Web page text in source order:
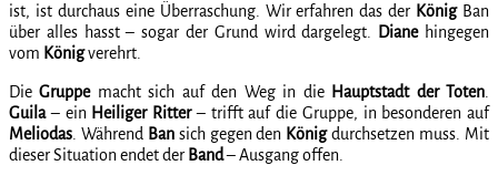
ist, ist durchaus eine Überraschung. Wir erfahren das der KönigBan
über alles hasst – sogar der Grund wird dargelegt.
Dianehingegen
vom Königverehrt.
DieGruppemacht sich auf den Weg in die Hauptstadt der Toten
Guila– ein Heiliger Ritter– trifft auf die Gruppe, in besonderen auf
Meliodas . Während Bansich gegen den Königdurchsetzen muss. Mit
dieser Situation endet der Band– Ausgang offen.